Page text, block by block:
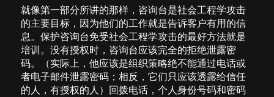
就像第一部分所讲的那样，咨询台是社会工程学攻击
的主要目标，因为他们的工作就是告诉客户有用的信
息。保护咨询台免受社会工程学攻击的最好方法就是
培训。没有授权时，咨询台应该完全的拒绝泄露密
码。（实际上，他应该是组织策略绝不能通过电话或
者电子邮件泄露密码；相反，它们只应该透露给信任
的人，有授权的人）回拨电话，个人身份号码和密码